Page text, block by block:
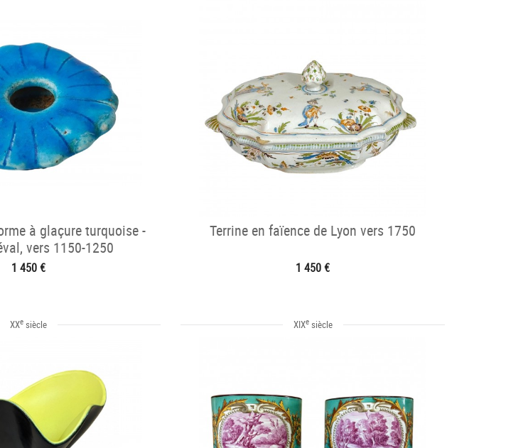
à glaçure turquoise -
vers 1150-1250
1 450 €
Terrine en faïence de Lyon vers 1750
1 450 €
XXe siècle XIXesiècle